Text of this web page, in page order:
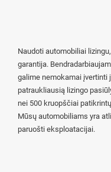
Naudoti automobiliai
garantija.
galime nemokamai įvertinti
patraukliausią lizingo
nei 500 kruopščiai
Mūsų automobiliams yra
paruošti eksploatacijai.